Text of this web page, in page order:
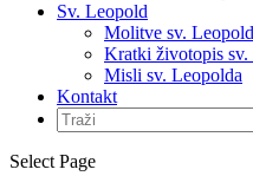
Sv. Leopold
Molitve sv.
Kratki životopis sv.
Misli sv. Leopolda
Kontakt
Select Page